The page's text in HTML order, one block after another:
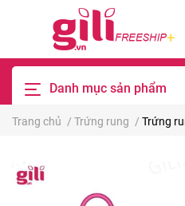
Danh mục sản phẩm
Trang chủ / Trứng rung / Trứng